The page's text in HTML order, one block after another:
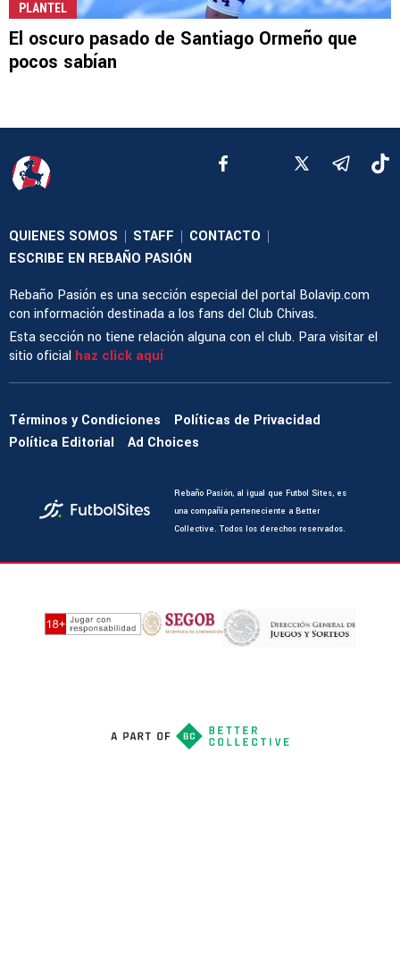
PLANTEL
El oscuro pasado de Santiago Ormeño que
pocos sabían
QUIENES SOMOS | STAFF | CONTACTO |
ESCRIBE EN REBAÑO PASIÓN
Rebaño Pasión es una sección especial del portal Bolavip.com
con información destinada a los fans del Club Chivas.
Esta sección no tiene relación alguna con el club. Para visitar el
sitio oficial haz click aquí
Términos y Condiciones
Políticas de Privacidad
Política Editorial
Ad Choices
Rebaño Pasión, al igual que Futbol Sites, es
una compañía perteneciente a Better
Collective. Todos los derechos reservados.